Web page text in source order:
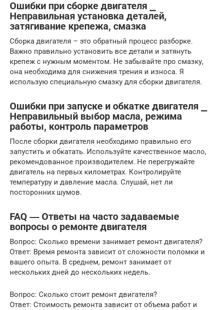
Ошибки при сборке двигателя ⎯
Неправильная установка деталей,
затягивание крепежа, смазка
Сборка двигателя – это обратный процесс разборке.
Важно правильно установить все детали и затянуть
крепеж с нужным моментом. Не забывайте про смазку,
она необходима для снижения трения и износа. Я
использую специальную смазку для сборки двигателя.
Ошибки при запуске и обкатке двигателя ⎯
Неправильный выбор масла, режима
работы, контроль параметров
После сборки двигателя необходимо правильно его
запустить и обкатать. Используйте качественное масло,
рекомендованное производителем. Не перегружайте
двигатель на первых километрах. Контролируйте
температуру и давление масла. Слушай, нет ли
посторонних шумов.
FAQ ― Ответы на часто задаваемые
вопросы о ремонте двигателя
Вопрос: Сколько времени занимает ремонт двигателя?
Ответ: Время ремонта зависит от сложности поломки и
вашего опыта. В среднем, ремонт занимает от
нескольких дней до нескольких недель.
Вопрос: Сколько стоит ремонт двигателя?
Ответ: Стоимость ремонта зависит от объема работ и